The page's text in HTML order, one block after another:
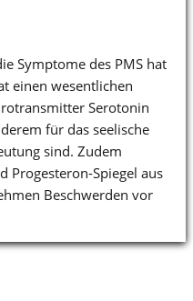
Symptome des PMS hat
einen wesentlichen
Serotonin
für das seelische
sind. Zudem
Progesteron-Spiegel aus
Beschwerden vor